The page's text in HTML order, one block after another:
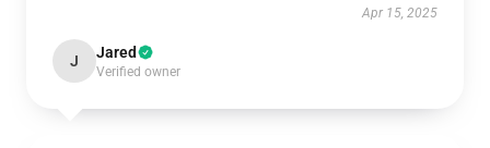
Apr 15, 2025
J Jared
Verified owner